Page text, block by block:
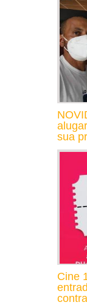
sua
Cine